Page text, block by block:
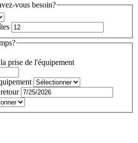
vous besoin?
prise de l'équipement